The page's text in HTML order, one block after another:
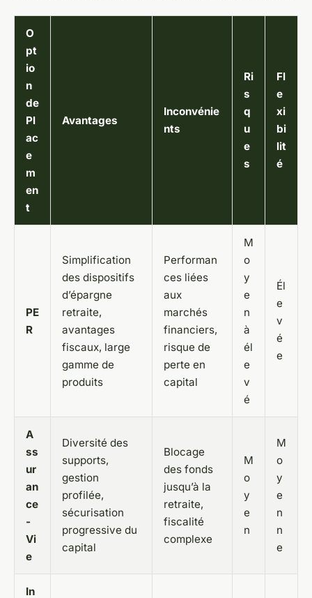
O
pt
io
n
de
Pl
ac
e
m
en
t
Avantages
Inconvénie
nts
Ri
s
q
u
e
s
Fl
e
xi
bi
lit
é
PE
R
Simplification
des dispositifs
d’épargne
retraite,
avantages
fiscaux, large
gamme de
produits
Performan
ces liées
aux
marchés
financiers,
risque de
perte en
capital
M
o
y
e
n
à
él
e
v
é
Él
e
v
é
e
A
ss
ur
an
ce
-
Vi
e
Diversité des
supports,
gestion
profilée,
sécurisation
progressive du
capital
Blocage
des fonds
jusqu’à la
retraite,
fiscalité
complexe
M
o
y
e
n
M
o
y
e
n
n
e
In